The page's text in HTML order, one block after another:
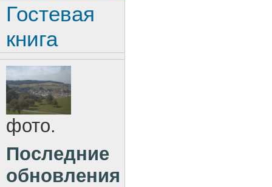
Гостевая
книга
фото.
Последние
обновления